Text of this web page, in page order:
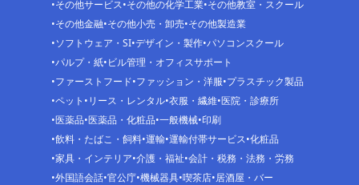
その他サービス その他の化学工業 その他教室・スクール
その他金融 その他小売・卸売 その他製造業
ソフトウェア・SI デザイン・製作 パソコンスクール
パルプ・紙 ビル管理・オフィスサポート
ファーストフード ファッション・洋服 プラスチック製品
ペット リース・レンタル 衣服・繊維 医院・診療所
医薬品 医薬品・化粧品 一般機械 印刷
飲料・たばこ・飼料 運輸 運輸付帯サービス 化粧品
家具・インテリア 介護・福祉 会計・税務・法務・労務
外国語会話 官公庁 機械器具 喫茶店 居酒屋・バー